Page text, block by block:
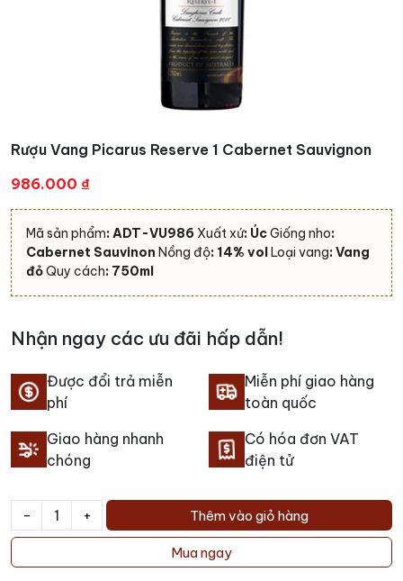
Rượu Vang Picarus Reserve 1 Cabernet Sauvignon
986.000 ₫
Mã sản phẩm: ADT-VU986 Xuất xứ: ÚcGiống nho:
Cabernet Sauvinon Nồng độ: 14% volLoại vang: Vang
đỏQuy cách: 750ml
Nhận ngay các ưu đãi hấp dẫn!
Được đổi trả miễn
phí
Miễn phí giao hàng
toàn quốc
Giao hàng nhanh
chóng
Có hóa đơn VAT
điện tử
-
Rượu
Picarus
+ Thêm vào giỏ hàng
Mua ngay